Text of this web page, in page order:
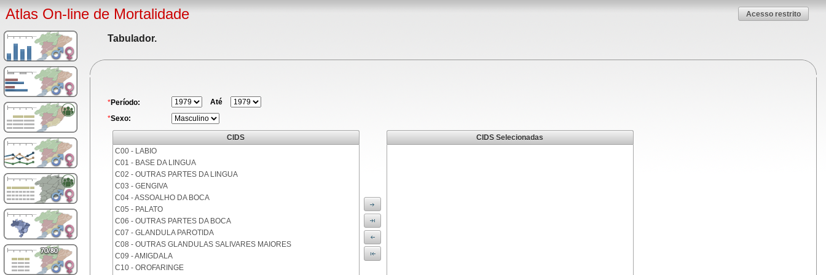
Atlas On-line de Mortalidade Acesso restrito
Tabulador.
*Período:
Até
*Sexo:
CIDS
C00 - LABIO
C01 - BASE DA LINGUA
C02 - OUTRAS PARTES DA LINGUA
C03 - GENGIVA
C04 - ASSOALHO DA BOCA
C05 - PALATO
C06 - OUTRAS PARTES DA BOCA
C07 - GLANDULA PAROTIDA
C08 - OUTRAS GLANDULAS SALIVARES MAIORES
C09 - AMIGDALA
C10 - OROFARINGE
CIDS Selecionadas